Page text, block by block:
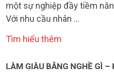
một sự nghiệp đầy tiềm
Với nhu cầu nhân …
Tìm hiểu thêm
LÀM GIÀU BẰNG NGHỀ GÌ –